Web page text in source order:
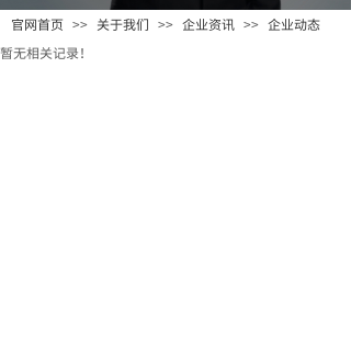
暂无相关记录！
官网首页 >> 关于我们 >> 企业资讯 >> 企业动态